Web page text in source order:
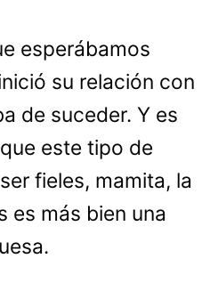
esperábamos
su relación con
de suceder. Y es
este tipo de
fieles, mamita, la
es más bien una